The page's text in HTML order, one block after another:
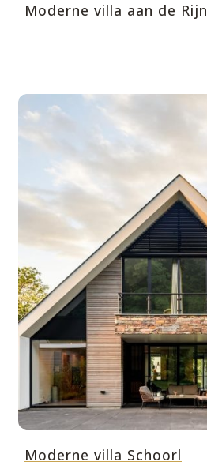
Moderne villa aan de Rijn
Moderne villa Schoorl